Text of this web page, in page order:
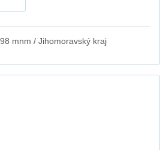
mnm / Jihomoravský kraj